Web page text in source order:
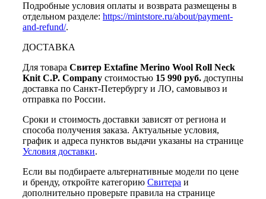
Подробные условия оплаты и возврата размещены в
отдельном разделе: https://mintstore.ru/about/payment-
and-refund/.
ДОСТАВКА
Для товара Свитер Extafine Merino Wool Roll Neck
Knit C.P. Company стоимостью 15 990 руб. доступны
доставка по Санкт-Петербургу и ЛО, самовывоз и
отправка по России.
Сроки и стоимость доставки зависят от региона и
способа получения заказа. Актуальные условия,
график и адреса пунктов выдачи указаны на странице
Условия доставки.
Если вы подбираете альтернативные модели по цене
и бренду, откройте категорию Свитера и
дополнительно проверьте правила на странице